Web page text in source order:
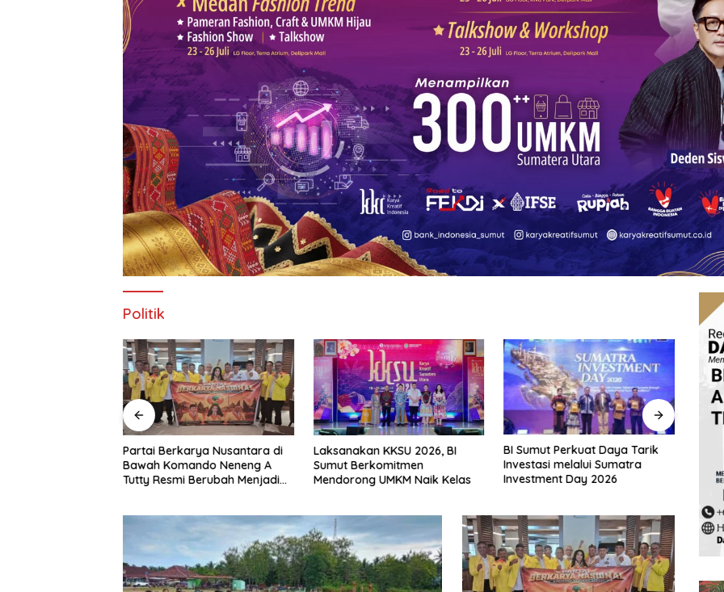
Politik
Partai Berkarya Nusantara di
Bawah Komando Neneng A
Tutty Resmi Berubah Menjadi
Laksanakan KKSU 2026, BI
Sumut Berkomitmen
Mendorong UMKM Naik Kelas
BI Sumut Perkuat Daya Tarik
Investasi melalui Sumatra
Investment Day 2026